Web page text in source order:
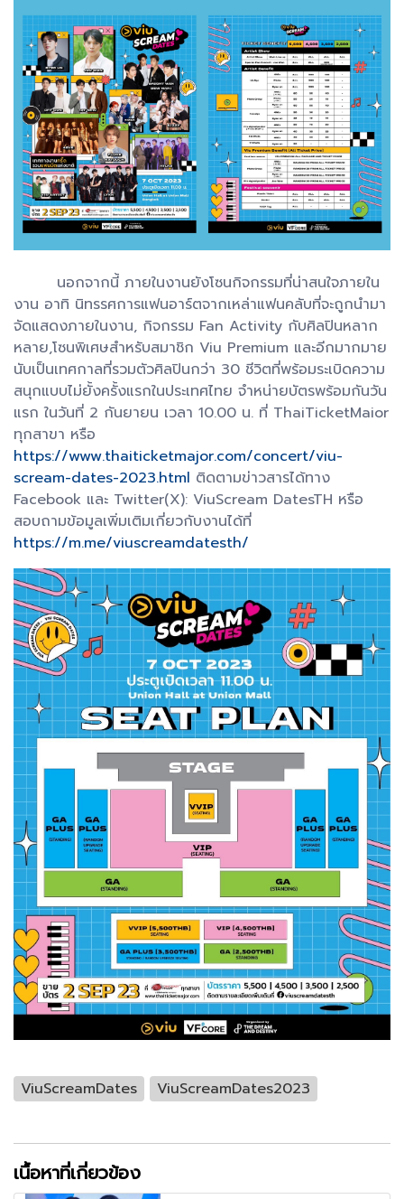
นอกจากนี้ ภายในงานยังโซนกิจกรรมที่น่าสนใจภายใน
งาน อาทิ นิทรรศการแฟนอาร์ตจากเหล่าแฟนคลับที่จะถูกนำมา
จัดแสดงภายในงาน, กิจกรรม Fan Activity กับศิลปินหลาก
หลาย,โซนพิเศษสำหรับสมาชิก Viu Premium และอีกมากมาย
นับเป็นเทศกาลที่รวมตัวศิลปินกว่า 30 ชีวิตที่พร้อมระเบิดความ
สนุกแบบไม่ยั้งครั้งแรกในประเทศไทย จำหน่ายบัตรพร้อมกันวัน
แรก ในวันที่ 2 กันยายน เวลา 10.00 น. ที่ ThaiTicketMaior
ทุกสาขา หรือ
https://www.thaiticketmajor.com/concert/viu-
scream-dates-2023.html ติดตามข่าวสารได้ทาง
Facebook และ Twitter(X): ViuScream DatesTH หรือ
สอบถามข้อมูลเพิ่มเติมเกี่ยวกับงานได้ที่
https://m.me/viuscreamdatesth/
ViuScreamDates ViuScreamDates2023
เนื้อหาที่เกี่ยวข้อง